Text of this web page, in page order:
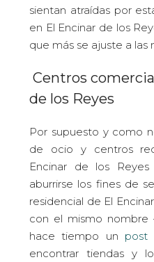
sientan atraídas por
en El Encinar de los
que más se ajuste a las
Centros
de los Reyes
Por supuesto y como
de ocio y centros
Encinar de los
aburrirse los fines de
residencial de El
con el mismo nombre
hace tiempo un post
encontrar tiendas y